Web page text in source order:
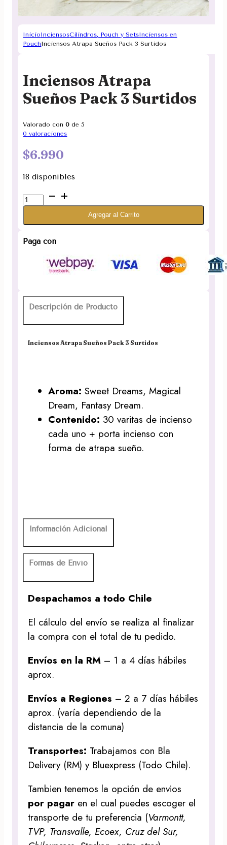
InicioInciensosCilindros, Pouch y SetsInciensos en
PouchInciensos Atrapa Sueños Pack 3 Surtidos
Inciensos Atrapa
Sueños Pack 3 Surtidos
Valorado con0 de 5
0 valoraciones
$6.990
18 disponibles
Inciensos
Atrapa
3
cantidad
Agregar al Carrito
Paga con
Descripción de Producto
Inciensos Atrapa Sueños Pack 3 Surtidos
Aroma: Sweet Dreams, Magical
Dream, Fantasy Dream.
Contenido: 30 varitas de incienso
cada uno + porta incienso con
forma de atrapa sueño.
Información Adicional
Formas de Envío
Despachamos a todo Chile
El cálculo del envío se realiza al finalizar
la compra con el total de tu pedido.
Envíos en la RM – 1 a 4 días hábiles
aprox.
Envíos a Regiones – 2 a 7 días hábiles
aprox. (varía dependiendo de la
distancia de la comuna)
Transportes: Trabajamos con Bla
Delivery (RM) y Bluexpress (Todo Chile).
Tambien tenemos la opción de envios
por pagar en el cual puedes escoger el
transporte de tu preferencia (Varmontt,
TVP, Transvalle, Ecoex, Cruz del Sur,